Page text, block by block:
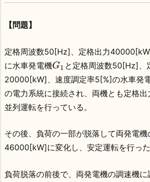
【問題】
定格周波数50[Hz]、定格出力
に水車発電機G1 と定格周波数50[Hz]、
20000[kW]、速度調定率5[%]の水車発
の電力系統に接続され、両機とも定格
並列運転を行っている。
その後、負荷の一部が脱落して両発電
46000[kW]に変化し、安定運転を行った
負荷脱落の前後で、両発電機の調速機